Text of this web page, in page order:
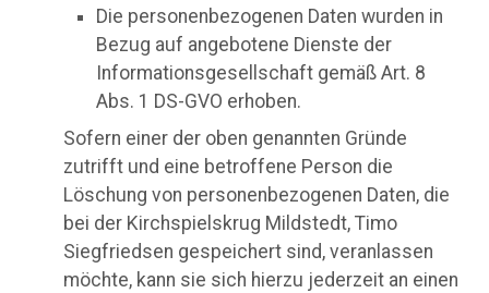
Die personenbezogenen Daten wurden in
Bezug auf angebotene Dienste der
Informationsgesellschaft gemäß Art. 8
Abs. 1 DS-GVO erhoben.
Sofern einer der oben genannten Gründe
zutrifft und eine betroffene Person die
Löschung von personenbezogenen Daten, die
bei der Kirchspielskrug Mildstedt, Timo
Siegfriedsen gespeichert sind, veranlassen
möchte, kann sie sich hierzu jederzeit an einen